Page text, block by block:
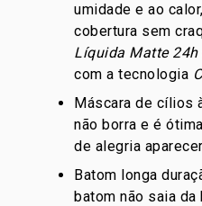
umidade e ao
cobertura sem
Líquida Matte 24h
com a tecnologia
Máscara de cílios
não borra e é
de alegria
Batom longa
batom não saia da